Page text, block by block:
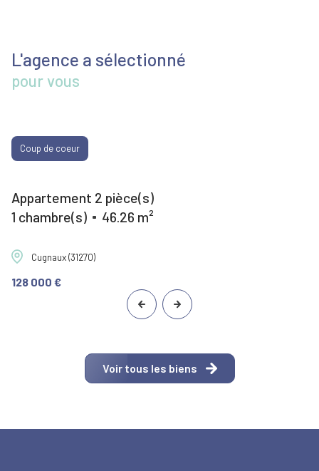
L'agence a sélectionné
pour vous
Coup de coeur
Appartement 2 pièce(s)
1 chambre(s)
46.26 m²
Cugnaux (31270)
128 000 €
Voir tous les biens